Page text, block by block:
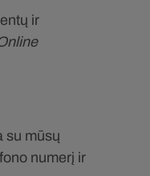
ir
su mūsų
numerį ir